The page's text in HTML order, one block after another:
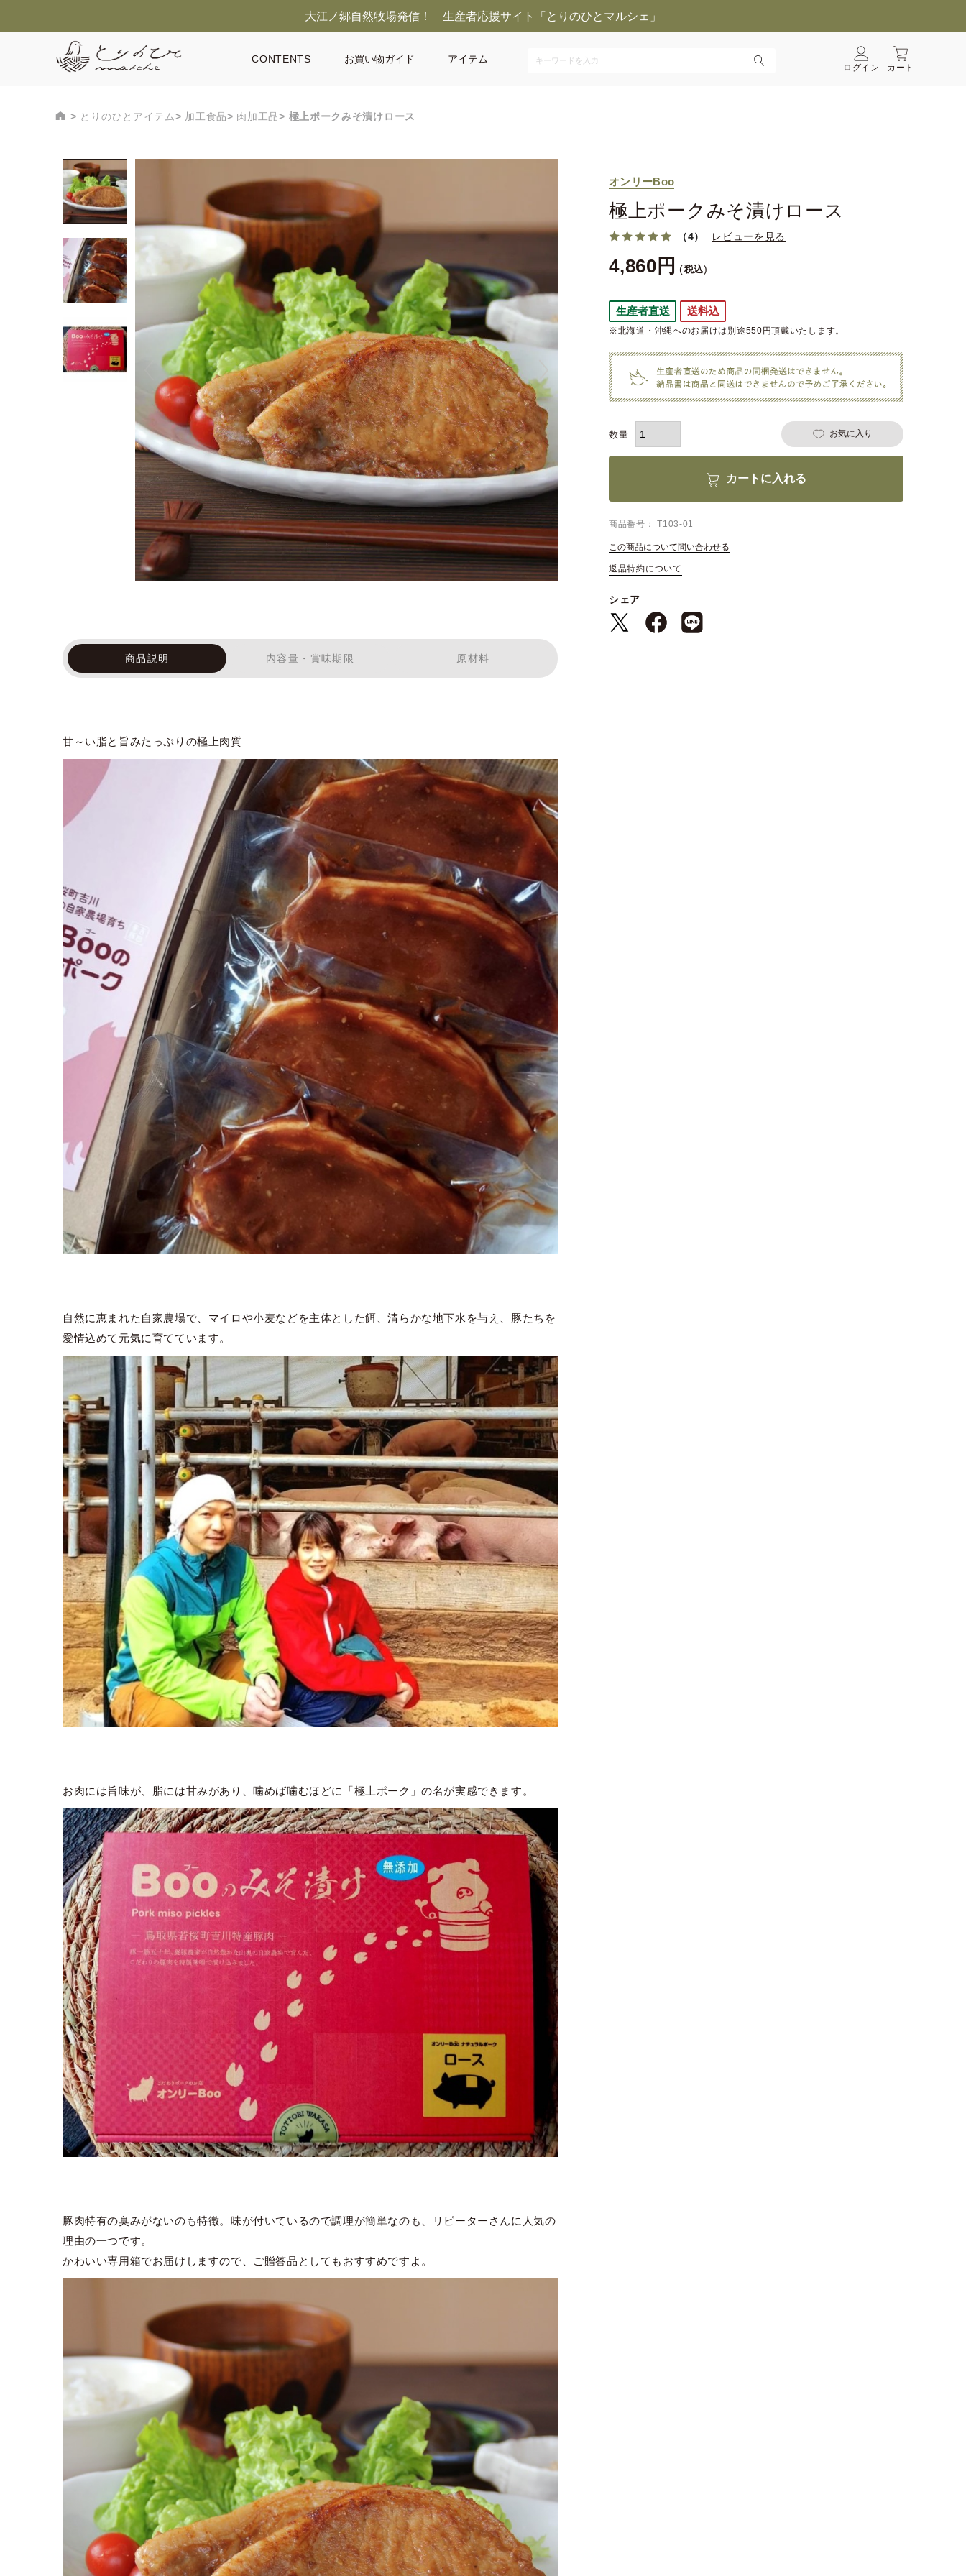
大江ノ郷自然牧場発信！ 生産者応援サイト「とりのひとマルシェ」
CONTENTS お買い物ガイド アイテム
ログイン カート
とりのひとアイテム 加工食品 肉加工品 極上ポークみそ漬けロース
オンリーBoo
極上ポークみそ漬けロース
（4） レビューを見る
4,860 税込
生産者直送 送料込
※北海道・沖縄へのお届けは別途550円頂戴いたします。
お気に入り
カートに入れる
商品番号 T103-01
この商品について問い合わせる
返品特約について
シェア
商品説明 内容量・賞味期限 原材料
甘～い脂と旨みたっぷりの極上肉質
自然に恵まれた自家農場で、マイロや小麦などを主体とした餌、清らかな地下水を与え、豚たちを
愛情込めて元気に育てています。
お肉には旨味が、脂には甘みがあり、噛めば噛むほどに「極上ポーク」の名が実感できます。
豚肉特有の臭みがないのも特徴。味が付いているので調理が簡単なのも、リピーターさんに人気の
理由の一つです。
かわいい専用箱でお届けしますので、ご贈答品としてもおすすめですよ。